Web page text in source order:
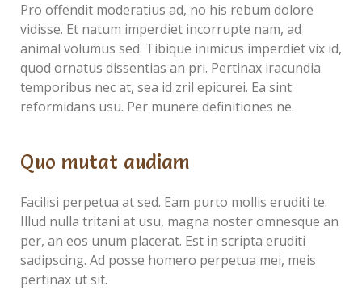
Pro offendit moderatius ad, no his rebum dolore
vidisse. Et natum imperdiet incorrupte nam, ad
animal volumus sed. Tibique inimicus imperdiet vix id,
quod ornatus dissentias an pri. Pertinax iracundia
temporibus nec at, sea id zril epicurei. Ea sint
reformidans usu. Per munere definitiones ne.
Quo mutat audiam
Facilisi perpetua at sed. Eam purto mollis eruditi te.
Illud nulla tritani at usu, magna noster omnesque an
per, an eos unum placerat. Est in scripta eruditi
sadipscing. Ad posse homero perpetua mei, meis
pertinax ut sit.